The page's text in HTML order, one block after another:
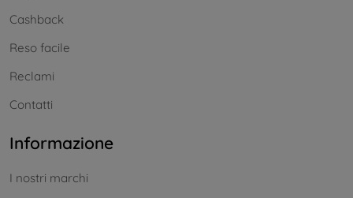
Cashback
Reso facile
Reclami
Contatti
Informazione
I nostri marchi